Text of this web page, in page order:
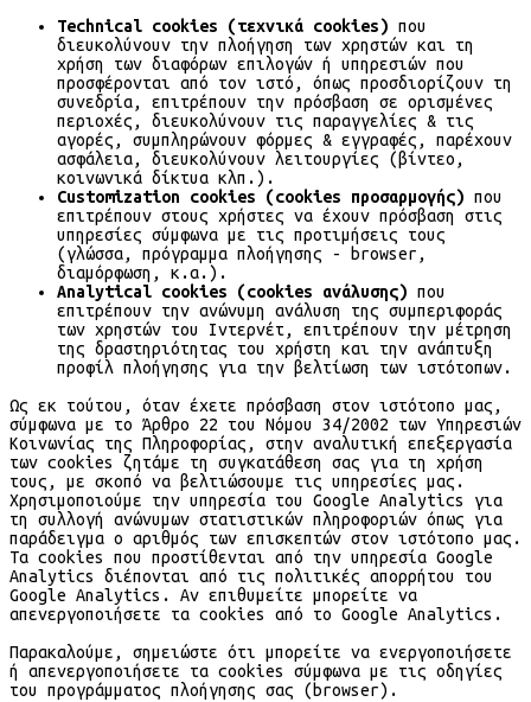
Technical cookies (τεχνικά cookies) που
διευκολύνουν την πλοήγηση των χρηστών και τη
χρήση των διαφόρων επιλογών ή υπηρεσιών που
προσφέρονται από τον ιστό, όπως προσδιορίζουν τη
συνεδρία, επιτρέπουν την πρόσβαση σε ορισμένες
περιοχές, διευκολύνουν τις παραγγελίες & τις
αγορές, συμπληρώνουν φόρμες & εγγραφές, παρέχουν
ασφάλεια, διευκολύνουν λειτουργίες (βίντεο,
κοινωνικά δίκτυα κλπ.).
Customization cookies (cookies προσαρμογής) που
επιτρέπουν στους χρήστες να έχουν πρόσβαση στις
υπηρεσίες σύμφωνα με τις προτιμήσεις τους
(γλώσσα, πρόγραμμα πλοήγησης - browser,
διαμόρφωση, κ.α.).
Analytical cookies (cookies ανάλυσης) που
επιτρέπουν την ανώνυμη ανάλυση της συμπεριφοράς
των χρηστών του Ιντερνέτ, επιτρέπουν την μέτρηση
της δραστηριότητας του χρήστη και την ανάπτυξη
προφίλ πλοήγησης για την βελτίωση των ιστότοπων.
Ως εκ τούτου, όταν έχετε πρόσβαση στον ιστότοπο μας,
σύμφωνα με το Άρθρο 22 του Νόμου 34/2002 των Υπηρεσιών
Κοινωνίας της Πληροφορίας, στην αναλυτική επεξεργασία
των cookies ζητάμε τη συγκατάθεση σας για τη χρήση
τους, με σκοπό να βελτιώσουμε τις υπηρεσίες μας.
Χρησιμοποιούμε την υπηρεσία του Google Analytics για
τη συλλογή ανώνυμων στατιστικών πληροφοριών όπως για
παράδειγμα ο αριθμός των επισκεπτών στον ιστότοπο μας.
Τα cookies που προστίθενται από την υπηρεσία Google
Analytics διέπονται από τις πολιτικές απορρήτου του
Google Analytics. Αν επιθυμείτε μπορείτε να
απενεργοποιήσετε τα cookies από το Google Analytics.
Παρακαλούμε, σημειώστε ότι μπορείτε να ενεργοποιήσετε
ή απενεργοποιήσετε τα cookies σύμφωνα με τις οδηγίες
του προγράμματος πλοήγησης σας (browser).